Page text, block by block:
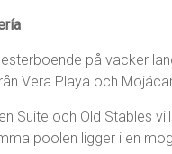
på vacker
Vera Playa och
Suite och Old Stables
poolen ligger i en